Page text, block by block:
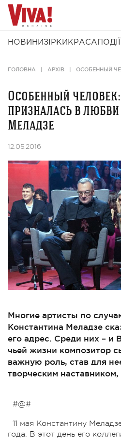
НОВИНИ ЗІРКИ КРАСА ПОДІЇ
ГОЛОВНА АРХІВ ОСОБЕННЫЙ
Особенный
призналась в
Меладзе
12.05.2016
Многие артисты по
Константина Меладзе
его адрес. Среди них – и
чьей жизни композитор
важную роль, став для
творческим
#@#
11 мая Константину
года. В этот день его